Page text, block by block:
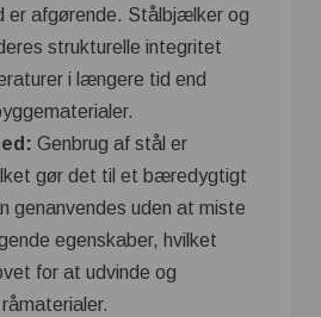
er afgørende. Stålbjælker og
strukturelle integritet
i længere tid end
Genbrug af stål er
gør det til et bæredygtigt
genanvendes uden at miste
egenskaber, hvilket
for at udvinde og